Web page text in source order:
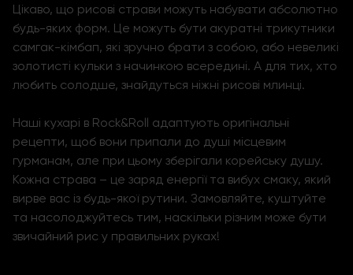
Цікаво, що рисові страви можуть набувати абсолютно
будь-яких форм. Це можуть бути акуратні трикутники
самгак-кімбап, які зручно брати з собою, або невеликі
золотисті кульки з начинкою всередині. А для тих, хто
любить солодше, знайдуться ніжні рисові млинці.
Наші кухарі в Rock&Roll адаптують оригінальні
рецепти, щоб вони припали до душі місцевим
гурманам, але при цьому зберігали корейську душу.
Кожна страва – це заряд енергії та вибух смаку, який
вирве вас із будь-якої рутини. Замовляйте, куштуйте
та насолоджуйтесь тим, наскільки різним може бути
звичайний рис у правильних руках!